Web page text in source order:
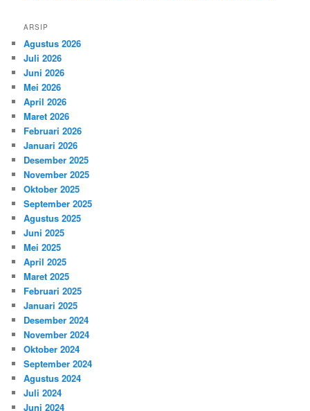
ARSIP
Agustus 2026
Juli 2026
Juni 2026
Mei 2026
April 2026
Maret 2026
Februari 2026
Januari 2026
Desember 2025
November 2025
Oktober 2025
September 2025
Agustus 2025
Juni 2025
Mei 2025
April 2025
Maret 2025
Februari 2025
Januari 2025
Desember 2024
November 2024
Oktober 2024
September 2024
Agustus 2024
Juli 2024
Juni 2024